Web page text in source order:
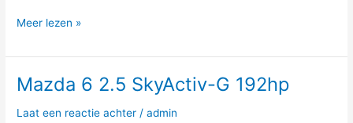
140hp
Meer lezen »
Mazda 6 2.5 SkyActiv-G 192hp
Laat een reactie achter /admin
Mazda
2.5